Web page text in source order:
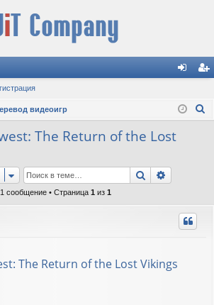
д ис
видеоигр
The Return of the Lost
Поиск
1 сообщение • Страница 1 из 1
The Return of the Lost Vikings